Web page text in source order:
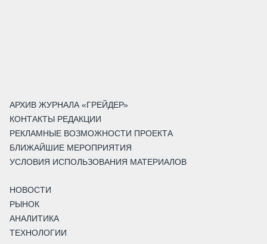
АРХИВ ЖУРНАЛА «ГРЕЙДЕР»
КОНТАКТЫ РЕДАКЦИИ
РЕКЛАМНЫЕ ВОЗМОЖНОСТИ ПРОЕКТА
БЛИЖАЙШИЕ МЕРОПРИЯТИЯ
УСЛОВИЯ ИСПОЛЬЗОВАНИЯ МАТЕРИАЛОВ
НОВОСТИ
РЫНОК
АНАЛИТИКА
ТЕХНОЛОГИИ